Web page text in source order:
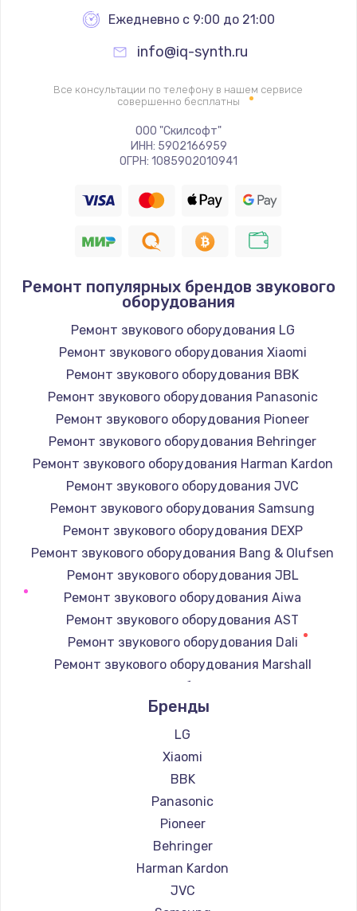
Ежедневно с 9:00 до 21:00
info@iq-synth.ru
Все консультации по телефону в нашем сервисе
совершенно бесплатны
ООО "Скилсофт"
ИНН: 5902166959
ОГРН: 1085902010941
Ремонт популярных брендов звукового
оборудования
Ремонт звукового оборудования LG
Ремонт звукового оборудования Xiaomi
Ремонт звукового оборудования BBK
Ремонт звукового оборудования Panasonic
Ремонт звукового оборудования Pioneer
Ремонт звукового оборудования Behringer
Ремонт звукового оборудования Harman Kardon
Ремонт звукового оборудования JVC
Ремонт звукового оборудования Samsung
Ремонт звукового оборудования DEXP
Ремонт звукового оборудования Bang & Olufsen
Ремонт звукового оборудования JBL
Ремонт звукового оборудования Aiwa
Ремонт звукового оборудования AST
Ремонт звукового оборудования Dali
Ремонт звукового оборудования Marshall
Ремонт звукового оборудования Supra
Бренды
LG
Xiaomi
BBK
Panasonic
Pioneer
Behringer
Harman Kardon
JVC